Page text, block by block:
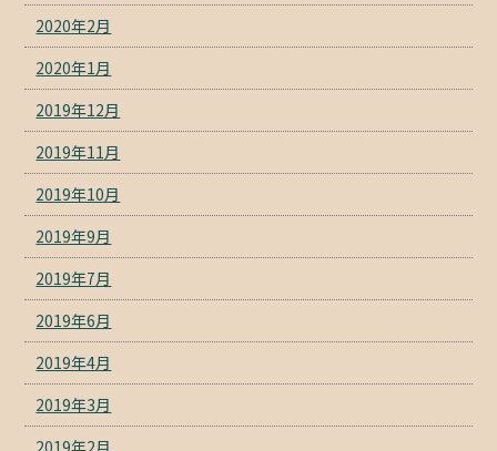
2020年2月
2020年1月
2019年12月
2019年11月
2019年10月
2019年9月
2019年7月
2019年6月
2019年4月
2019年3月
2019年2月